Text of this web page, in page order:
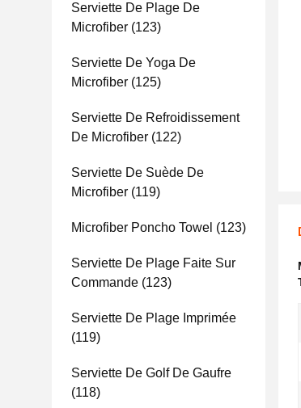
Serviette De Plage De
Microfiber (123)
Serviette De Yoga De
Microfiber (125)
Serviette De Refroidissement
De Microfiber (122)
Serviette De Suède De
Microfiber (119)
Microfiber Poncho Towel (123)
Serviette De Plage Faite Sur
Commande (123)
Serviette De Plage Imprimée
(119)
Serviette De Golf De Gaufre
(118)